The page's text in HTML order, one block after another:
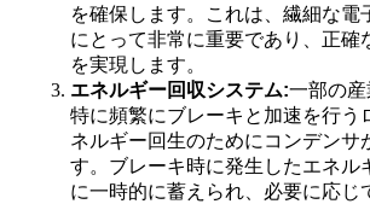
を確保します。これは、繊細な電
にとって非常に重要であり、正確
を実現します。
エネルギー回収システム:一部の産
特に頻繁にブレーキと加速を行う
ネルギー回生のためにコンデンサ
す。ブレーキ時に発生したエネル
に一時的に蓄えられ、必要に応じ